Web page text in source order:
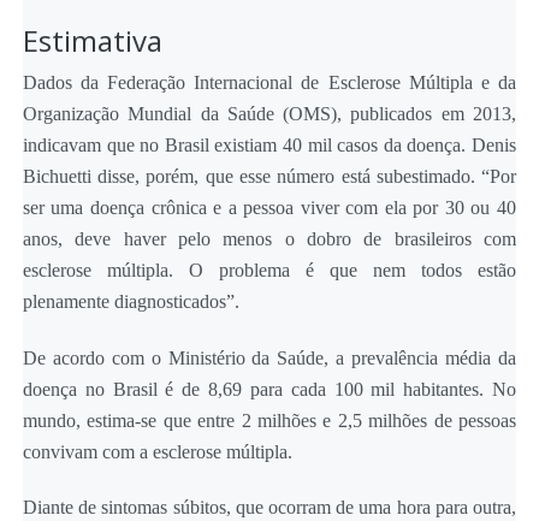
Estimativa
Dados da Federação Internacional de Esclerose Múltipla e da
Organização Mundial da Saúde (OMS), publicados em 2013,
indicavam que no Brasil existiam 40 mil casos da doença. Denis
Bichuetti disse, porém, que esse número está subestimado. “Por
ser uma doença crônica e a pessoa viver com ela por 30 ou 40
anos, deve haver pelo menos o dobro de brasileiros com
esclerose múltipla. O problema é que nem todos estão
plenamente diagnosticados”.
De acordo com o Ministério da Saúde, a prevalência média da
doença no Brasil é de 8,69 para cada 100 mil habitantes. No
mundo, estima-se que entre 2 milhões e 2,5 milhões de pessoas
convivam com a esclerose múltipla.
Diante de sintomas súbitos, que ocorram de uma hora para outra,